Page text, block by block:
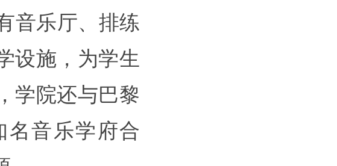
音乐厅、排练
设施，为学生
学院还与巴黎
音乐学府合